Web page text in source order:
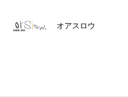
オアスロウ